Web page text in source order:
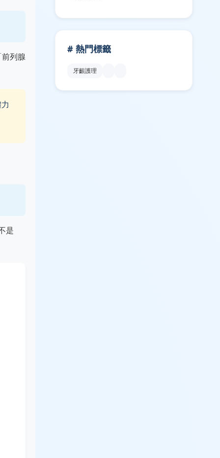
列腺
是
# 熱門標籤
牙齦護理